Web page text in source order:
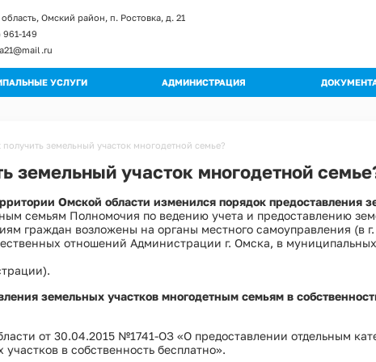
Омский район, п. Ростовка, д. 21
961-149
УСЛУГИ
схемы
АДМИНИСТРАЦИЯ
Муниципальные учреждения
Кадровое обеспечение
Квалификационные требования
Контактная информация
Перечень мероприятий по улучшению
Обращения граждан
Правила
Оценка
Проекты
получить земельный участок многодетной семье?
земельный участок многодетной
Омской области изменился порядок предоставления
семьям Полномочия по ведению учета и предоставлению
граждан возложены на органы местного самоуправления (в
отношений Администрации г. Омска, в
земельных участков многодетным семьям в
от 30.04.2015 №1741-ОЗ «О предоставлении отдельным
в собственность бесплатно».